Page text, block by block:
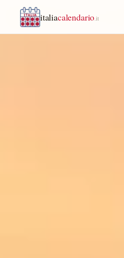
italiacalendario .it